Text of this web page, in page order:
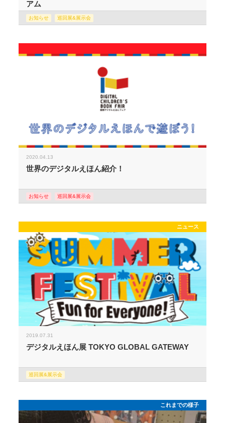
アム
お知らせ 巡回展&展示会
2020.04.13
世界のデジタルえほん紹介！
お知らせ 巡回展&展示会
ニュース
2019.07.31
デジタルえほん展 TOKYO GLOBAL GATEWAY
巡回展&展示会
これまでの様子